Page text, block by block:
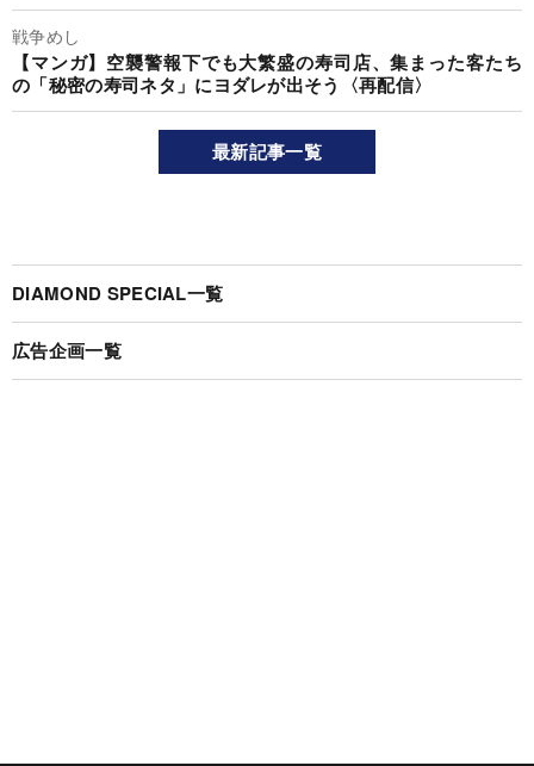
戦争めし
【マンガ】空襲警報下でも大繁盛の寿司店、集まった客たち
の「秘密の寿司ネタ」にヨダレが出そう〈再配信〉
最新記事一覧
DIAMOND SPECIAL一覧
広告企画一覧